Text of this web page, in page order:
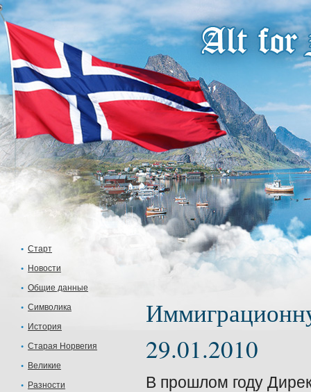
Старт
Новости
Общие данные
Символика
История
Старая Норвегия
Великие
Разности
29.01.2010
В прошлом году